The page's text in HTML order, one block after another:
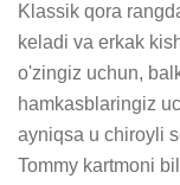
Klassik qora
keladi va erkak
o'zingiz uchun,
hamkasblaringiz
ayniqsa u chiroyli
Tommy kartmoni